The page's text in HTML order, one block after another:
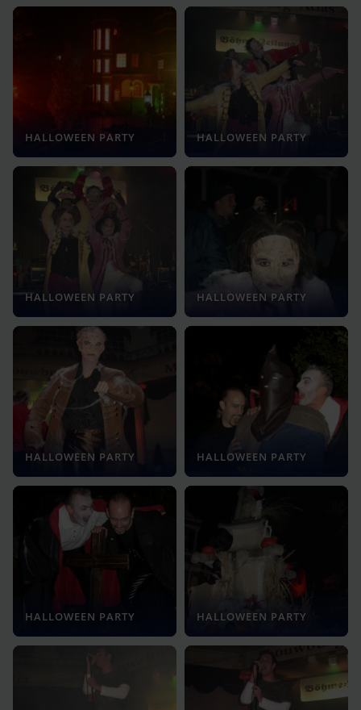
HALLOWEEN PARTY HALLOWEEN PARTY
HALLOWEEN PARTY HALLOWEEN PARTY
HALLOWEEN PARTY HALLOWEEN PARTY
HALLOWEEN PARTY HALLOWEEN PARTY